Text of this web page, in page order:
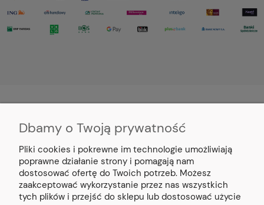
MOJE KONTO
PŁATNOŚCI I DOSTAWA
INFORMACJE
Dbamy o Twoją prywatność
Pliki cookies i pokrewne im technologie umożliwiają
poprawne działanie strony i pomagają nam
dostosować ofertę do Twoich potrzeb. Możesz
zaakceptować wykorzystanie przez nas wszystkich
tych plików i przejść do sklepu lub dostosować użycie